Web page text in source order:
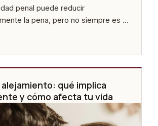
penal puede reducir
la pena, pero no siempre es la
ir a juicio es la decisión
qué implica
y cómo afecta tu vida